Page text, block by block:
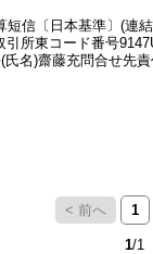
信〔日本基準〕(連
所東コード番号
名)齋藤充問合せ先
< 前へ 1
1/1